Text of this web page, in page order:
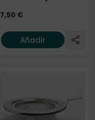
7,50 €
Añadir